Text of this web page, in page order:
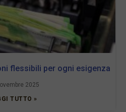
flessibili per ogni esigenza
2025
TUTTO »